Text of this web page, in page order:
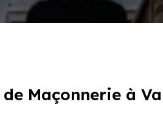
Maçonnerie à